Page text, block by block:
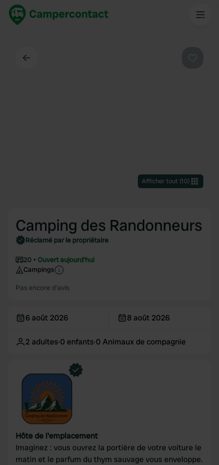
Afficher tout(10)
Camping des Randonneurs
Réclamé par le propriétaire
20
Ouvert aujourd'hui
Campings
Pas encore d'avis
6 août 2026 8 août 2026
2 adultes·0 enfants·0 Animaux de compagnie
Hôte de l'emplacement
Imaginez : vous ouvrez la portière de votre voiture le
matin et le parfum du thym sauvage vous enveloppe.